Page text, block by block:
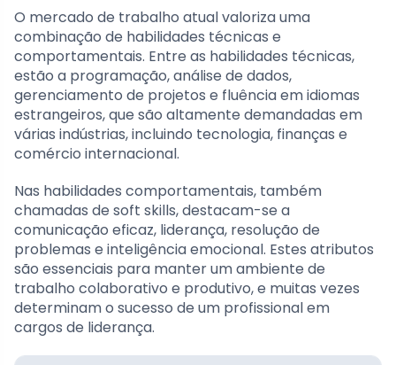
O mercado de trabalho atual valoriza uma
combinação de habilidades técnicas e
comportamentais. Entre as habilidades técnicas,
estão a programação, análise de dados,
gerenciamento de projetos e fluência em idiomas
estrangeiros, que são altamente demandadas em
várias indústrias, incluindo tecnologia, finanças e
comércio internacional.
Nas habilidades comportamentais, também
chamadas de soft skills, destacam-se a
comunicação eficaz, liderança, resolução de
problemas e inteligência emocional. Estes atributos
são essenciais para manter um ambiente de
trabalho colaborativo e produtivo, e muitas vezes
determinam o sucesso de um profissional em
cargos de liderança.